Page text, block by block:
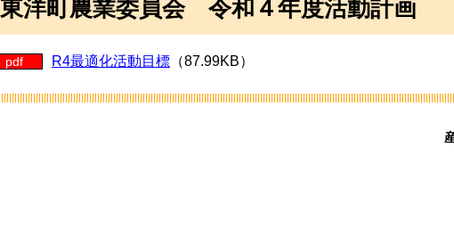
東洋町農業委員会 令和４年度活動計画
pdf R4最適化活動目標 （87.99KB）